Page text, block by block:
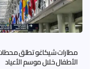
مطارات شيكاغو تطلق محطات
الأطفال خلال موسم الأعياد